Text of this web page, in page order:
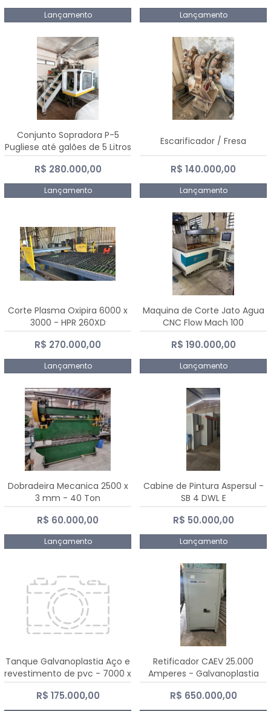
Lançamento Lançamento
Conjunto Sopradora P-5
Pugliese até galões de 5 Litros
R$ 280.000,00
Lançamento
Escarificador / Fresa
R$ 140.000,00
Lançamento
Corte Plasma Oxipira 6000 x
3000 - HPR 260XD
R$ 270.000,00
Lançamento
Maquina de Corte Jato Agua
CNC Flow Mach 100
R$ 190.000,00
Lançamento
Dobradeira Mecanica 2500 x
3 mm - 40 Ton
R$ 60.000,00
Lançamento
Cabine de Pintura Aspersul -
SB 4 DWL E
R$ 50.000,00
Lançamento
Tanque Galvanoplastia Aço e
revestimento de pvc - 7000 x
2200 mm
R$ 175.000,00
Retificador CAEV 25.000
Amperes - Galvanoplastia
R$ 650.000,00